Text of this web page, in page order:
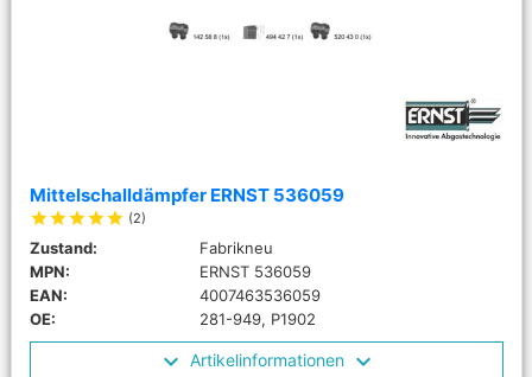
Mittelschalldämpfer ERNST 536059
starstarstarstarstar (2)
Zustand:
Fabrikneu
MPN:
ERNST 536059
EAN:
4007463536059
OE:
281-949, P1902
Artikelinformationen